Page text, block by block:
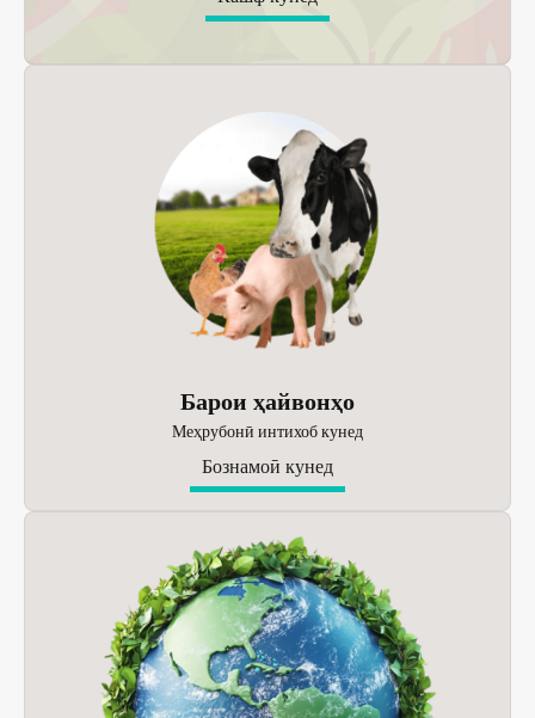
Барои ҳайвонҳо
Меҳрубонӣ интихоб кунед
Бознамоӣ кунед